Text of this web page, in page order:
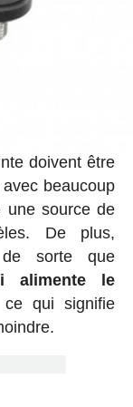
doivent être
beaucoup
une source de
De plus,
de sorte que
alimente le
qui signifie